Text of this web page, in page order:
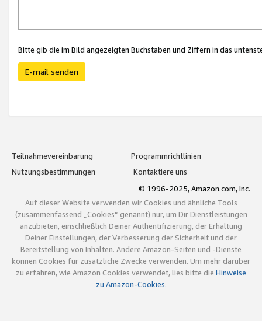
Bitte gib die im Bild angezeigten Buchstaben und Ziffern in das
E-mail senden
Teilnahmevereinbarung
Programmrichtlinien
Nutzungsbestimmungen
Kontaktiere uns
© 1996-2025, Amazon.com, Inc.
Auf dieser Website verwenden wir Cookies und ähnliche Tools
(zusammenfassend „Cookies“ genannt) nur, um Dir Dienstleistungen
anzubieten, einschließlich Deiner Authentifizierung, der Erhaltung
Deiner Einstellungen, der Verbesserung der Sicherheit und der
Bereitstellung von Inhalten. Andere Amazon-Seiten und -Dienste
können Cookies für zusätzliche Zwecke verwenden. Um mehr darüber
zu erfahren, wie Amazon Cookies verwendet, lies bitte die Hinweise
zu Amazon-Cookies.